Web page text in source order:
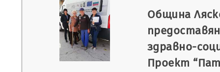
Община
здравно-
Проект